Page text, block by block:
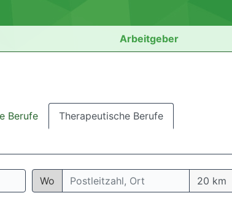
Arbeitgeber
Berufe Therapeutische Berufe
Wo